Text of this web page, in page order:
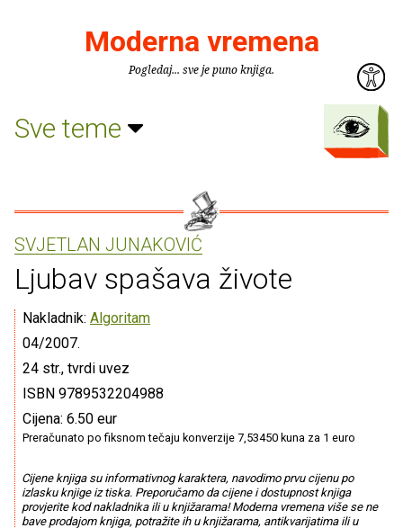
Moderna vremena
Pogledaj... sve je puno knjiga.
Sve teme
SVJETLAN JUNAKOVIĆ
Ljubav spašava živote
Nakladnik: Algoritam
04/2007.
24 str., tvrdi uvez
ISBN 9789532204988
Cijena: 6.50 eur
Preračunato po fiksnom tečaju konverzije 7,53450 kuna za 1 euro
Cijene knjiga su informativnog karaktera, navodimo prvu cijenu po
izlasku knjige iz tiska. Preporučamo da cijene i dostupnost knjiga
provjerite kod nakladnika ili u knjižarama! Moderna vremena više se ne
bave prodajom knjiga, potražite ih u knjižarama, antikvarijatima ili u